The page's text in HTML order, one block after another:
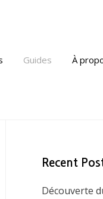
Guides À
Recent
Découverte